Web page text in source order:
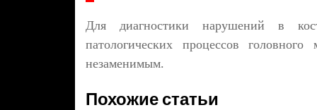
Для диагностики нарушений в
патологических процессов
незаменимым.
Похожие статьи